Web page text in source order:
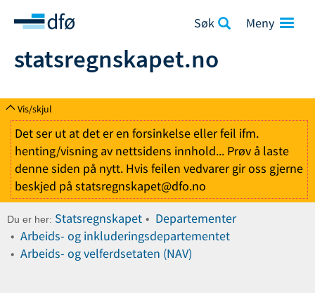
statsregnskapet.no
Søk
Vis/skjul
Det ser ut at det er en forsinkelse eller feil ifm.
henting/visning av nettsidens innhold... Prøv å laste
denne siden på nytt. Hvis feilen vedvarer gir oss gjerne
beskjed på statsregnskapet@dfo.no
Du er her: Statsregnskapet
Departementer
Arbeids- og inkluderingsdepartementet
Arbeids- og velferdsetaten (NAV)